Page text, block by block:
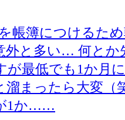
帳簿につけるた
外と多い… 何とか
が最低でも1か月
まったら大変（
1か……